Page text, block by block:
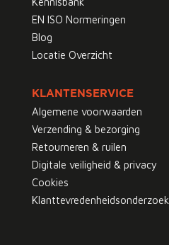
EN ISO Normeringen
Blog
Locatie Overzicht
KLANTENSERVICE
Algemene voorwaarden
Verzending & bezorging
Retourneren & ruilen
Digitale veiligheid & privacy
Cookies
Klanttevredenheidsonderzoek